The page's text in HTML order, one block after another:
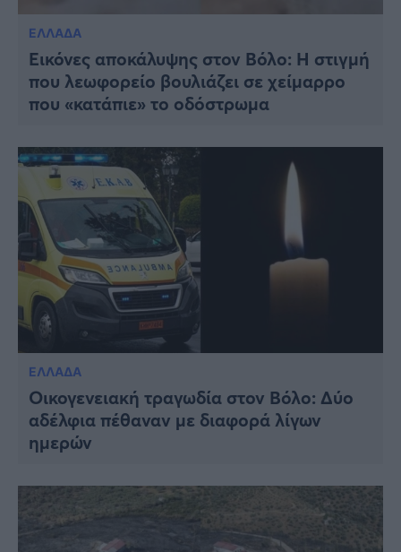
ΕΛΛΑΔΑ
Εικόνες αποκάλυψης στον Βόλο: Η στιγμή
που λεωφορείο βουλιάζει σε χείμαρρο
που «κατάπιε» το οδόστρωμα
ΕΛΛΑΔΑ
Οικογενειακή τραγωδία στον Βόλο: Δύο
αδέλφια πέθαναν με διαφορά λίγων
ημερών